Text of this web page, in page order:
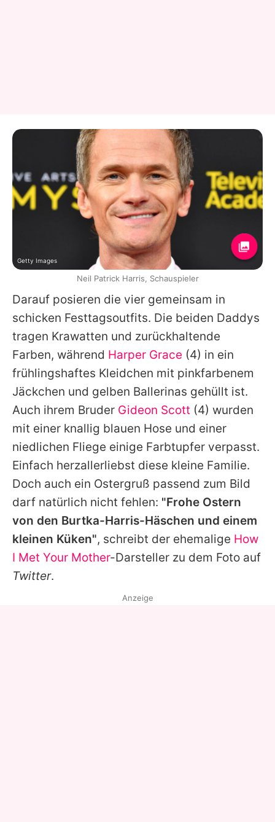
Darauf posieren die vier gemeinsam in
schicken Festtagsoutfits. Die beiden Daddys
tragen Krawatten und zurückhaltende
Farben, während Harper Grace (4) in ein
frühlingshaftes Kleidchen mit pinkfarbenem
Jäckchen und gelben Ballerinas gehüllt ist.
Auch ihrem Bruder Gideon Scott (4) wurden
mit einer knallig blauen Hose und einer
niedlichen Fliege einige Farbtupfer verpasst.
Einfach herzallerliebst diese kleine Familie.
Doch auch ein Ostergruß passend zum Bild
darf natürlich nicht fehlen: "Frohe Ostern
von den Burtka-Harris-Häschen und einem
kleinen Küken", schreibt der ehemalige How
I Met Your Mother-Darsteller zu dem Foto auf
Twitter.
Getty Images
Neil Patrick Harris, Schauspieler
Anzeige